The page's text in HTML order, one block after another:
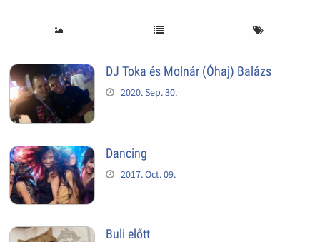
DJ Toka és Molnár (Óhaj) Balázs
2020. Sep. 30.
Dancing
2017. Oct. 09.
Buli előtt